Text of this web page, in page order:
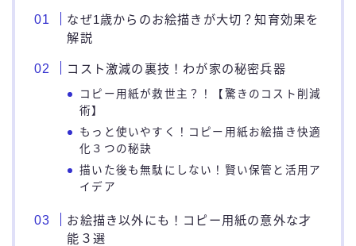
なぜ1歳からのお絵描きが大切？知育効果を
解説
コスト激減の裏技！わが家の秘密兵器
コピー用紙が救世主？！【驚きのコスト削減
術】
もっと使いやすく！コピー用紙お絵描き快適
化３つの秘訣
描いた後も無駄にしない！賢い保管と活用ア
イデア
お絵描き以外にも！コピー用紙の意外な才
能３選